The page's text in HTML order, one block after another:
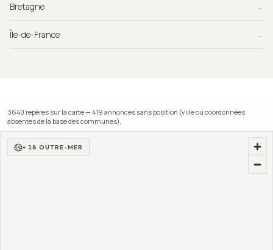
Bretagne →
Île-de-France →
3640 repères sur la carte — 419 annonces sans position (ville ou coordonnées
absentes de la base des communes).
+ 18 OUTRE-MER